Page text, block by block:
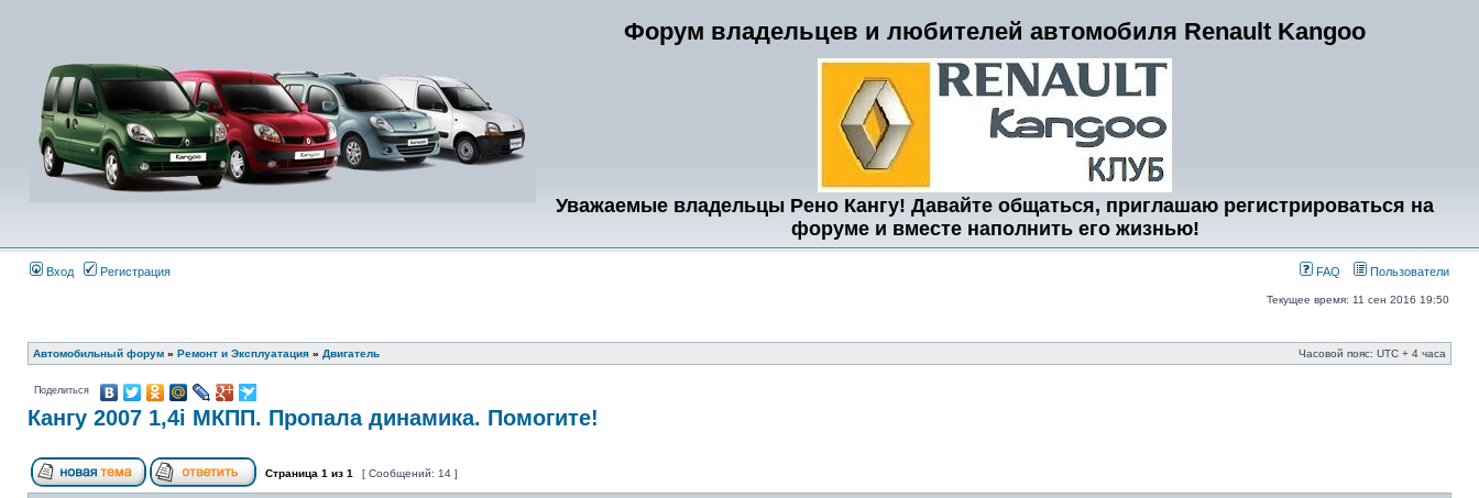
Форум владельцев и любителей автомобиля Renault Kangoo
Уважаемые владельцы Рено Кангу! Давайте общаться, приглашаю регистрироваться на
форуме и вместе наполнить его жизнью!
Вход Регистрация FAQ Пользователи
Текущее время: 11 сен 2016 19:50
Автомобильный форум » Ремонт и Эксплуатация » Двигатель Часовой пояс: UTC + 4 часа
Поделиться
Кангу 2007 1,4i МКПП. Пропала динамика. Помогите!
Страница 1 из 1 [ Сообщений: 14 ]